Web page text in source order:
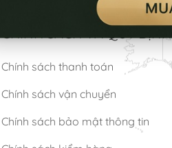
CHÍNH SÁCH VÀ QUY ĐỊNH
Chính sách thanh toán
Chính sách vận chuyển
Chính sách bảo mật thông tin